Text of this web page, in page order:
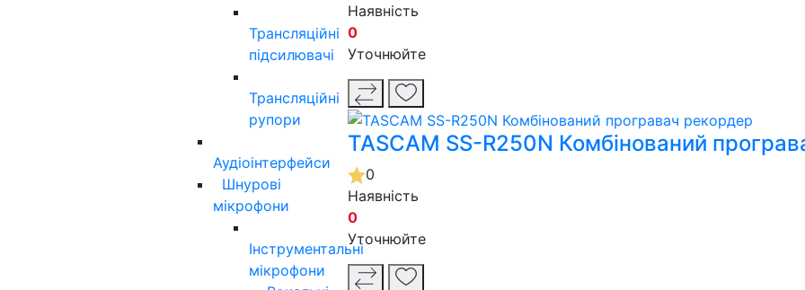
Трансляційні
підсилювачі
Трансляційні
рупори
Аудіоінтерфейси
Шнурові
мікрофони
Інструментальні
мікрофони
Наявність
0
Уточнюйте
TASCAM SS-R250N Комбінований
0
Наявність
0
Уточнюйте